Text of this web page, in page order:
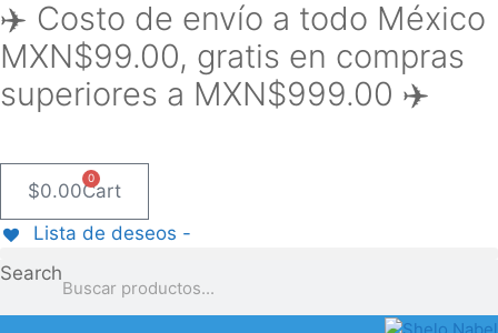
Saltar
al
contenido
✈️ Costo de envío a todo México
MXN$99.00, gratis en compras
superiores a MXN$999.00 ✈️
$0.00
0
Cart
Lista de deseos -
Search